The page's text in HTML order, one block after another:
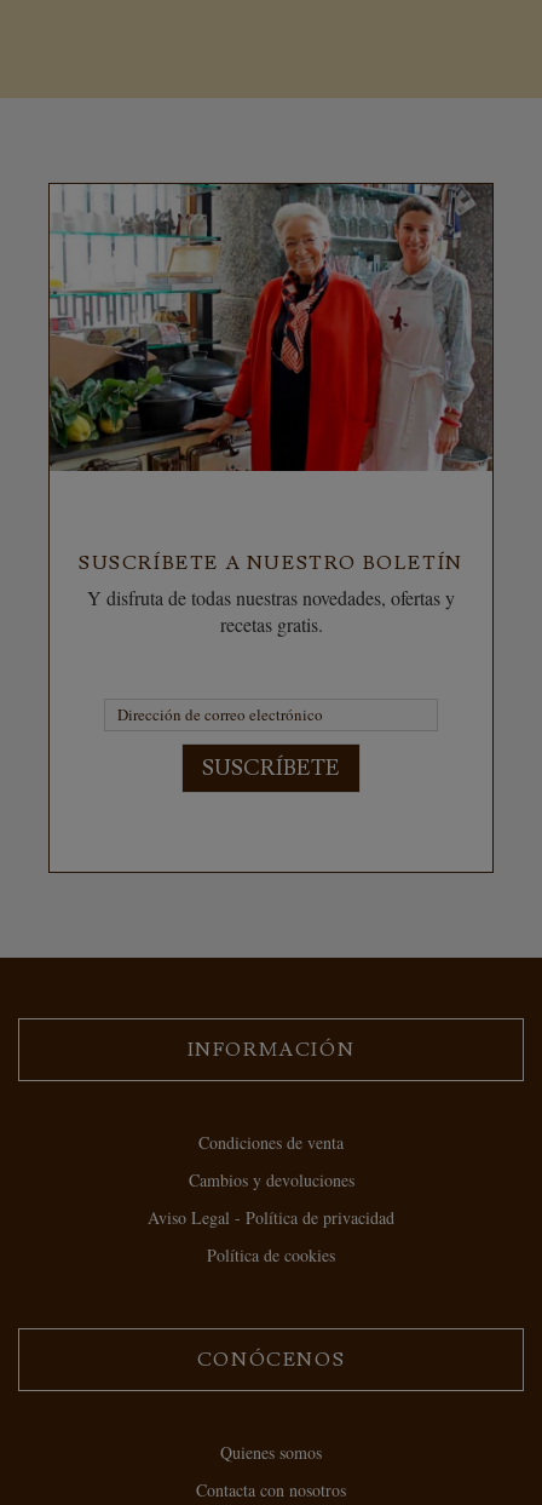
SUSCRÍBETE A NUESTRO BOLETÍN
Y disfruta de todas nuestras novedades, ofertas y
recetas gratis.
SUSCRÍBETE
INFORMACIÓN
Condiciones de venta
Cambios y devoluciones
Aviso Legal - Política de privacidad
Política de cookies
CONÓCENOS
Quienes somos
Contacta con nosotros